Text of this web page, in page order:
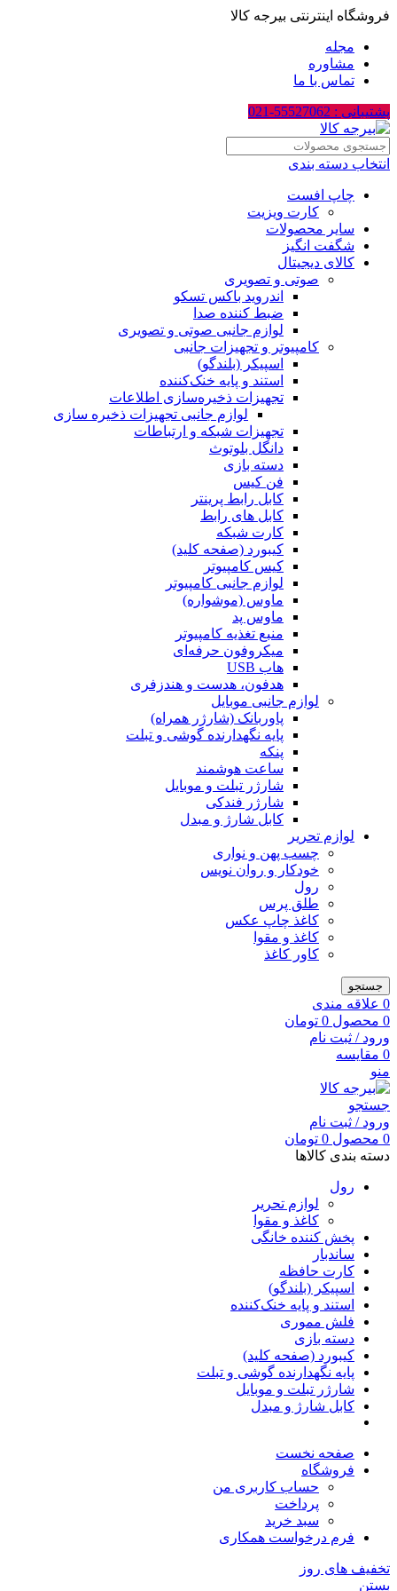
فروشگاه اینترنتی بیرجه کالا
مجله
مشاوره
تماس با ما
پشتیبانی : 55527062-021
انتخاب دسته بندی
چاپ افست
کارت ویزیت
سایر محصولات
شگفت انگیز
کالای دیجیتال
صوتی و تصویری
اندروید باکس تسکو
ضبط کننده صدا
لوازم جانبی صوتی و تصویری
کامپیوتر و تجهیزات جانبی
اسپیکر (بلندگو)
استند و پایه خنک‌کننده
تجهیزات ذخیره‌سازی اطلاعات
لوازم جانبی تجهیزات ذخیره سازی
تجهیزات شبکه و ارتباطات
دانگل بلوتوث
دسته بازی
فن کیس
کابل رابط پرینتر
کابل های رابط
کارت شبکه
کیبورد (صفحه کلید)
کیس کامپیوتر
لوازم جانبی کامپیوتر
ماوس (موشواره)
ماوس پد
منبع تغذیه کامپیوتر
میکروفون حرفه‌ای
هاب USB
هدفون، هدست و هندزفری
لوازم جانبی موبایل
پاوربانک (شارژر همراه)
پایه نگهدارنده گوشی و تبلت
پنکه
ساعت هوشمند
شارژر تبلت و موبایل
شارژر فندکی
کابل شارژ و مبدل
لوازم تحریر
چسب پهن و نواری
خودکار و روان نویس
رول
طلق پرس
کاغذ چاپ عکس
کاغذ و مقوا
کاور کاغذ
جستجو
0 علاقه مندی
0 محصول 0 تومان
ورود / ثبت نام
0 مقایسه
منو
جستجو
ورود / ثبت نام
0 محصول 0 تومان
دسته بندی کالاها
رول
لوازم تحریر
کاغذ و مقوا
پخش کننده خانگی
ساندبار
کارت حافظه
اسپیکر (بلندگو)
استند و پایه خنک‌کننده
فلش مموری
دسته بازی
کیبورد (صفحه کلید)
پایه نگهدارنده گوشی و تبلت
شارژر تبلت و موبایل
کابل شارژ و مبدل
صفحه نخست
فروشگاه
حساب کاربری من
پرداخت
سبد خرید
فرم درخواست همکاری
تخفیف های روز
بستن